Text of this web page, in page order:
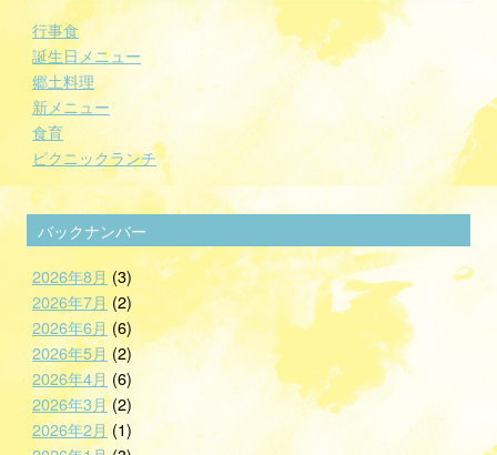
行事食
誕生日メニュー
郷土料理
新メニュー
食育
ピクニックランチ
バックナンバー
2026年8月 (3)
2026年7月 (2)
2026年6月(6)
2026年5月 (2)
2026年4月 (6)
2026年3月(2)
2026年2月 (1)